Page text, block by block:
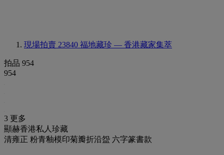
現場拍賣 23840 福地藏珍 — 香港藏家集萃
拍品 954
954
3 更多
顯赫香港私人珍藏
清雍正 粉青釉模印菊瓣折沿盌 六字篆書款